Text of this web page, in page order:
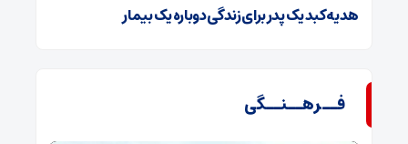
هدیه کبد یک پدر برای زندگی دوباره یک بیمار
فــرهــنــگی